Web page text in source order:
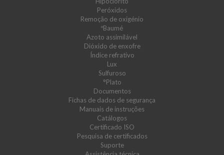
Peróxidos
Remoção de oxigénio
ºBaumé
Azoto assimilável
Dióxido de enxofre
Índice refrativo
Lux
Sulfuroso
°Plato
Documentos
Fichas de dados de segurança
Manuais de instruções
Catálogos
Certificado ISO
Pesquisa de certificados
Suporte